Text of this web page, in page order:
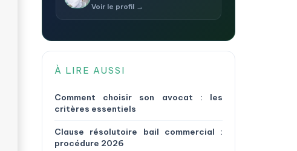
Voir le profil →
À LIRE AUSSI
Comment choisir son avocat : les
critères essentiels
Clause résolutoire bail commercial :
procédure 2026